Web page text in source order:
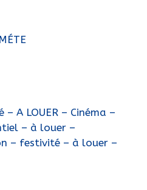
– A LOUER – Cinéma –
– à louer –
– festivité – à louer –